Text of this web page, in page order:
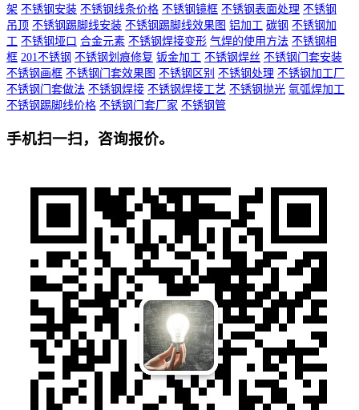
架 不锈钢安装 不锈钢线条价格 不锈钢镜框 不锈钢表面处理 不锈钢
吊顶 不锈钢踢脚线安装 不锈钢踢脚线效果图 铝加工 碳钢 不锈钢加
工 不锈钢垭口 合金元素 不锈钢焊接变形 气焊的使用方法 不锈钢相
框 201不锈钢 不锈钢划痕修复 钣金加工 不锈钢焊丝 不锈钢门套安装
不锈钢画框 不锈钢门套效果图 不锈钢区别 不锈钢处理 不锈钢加工厂
不锈钢门套做法 不锈钢焊接 不锈钢焊接工艺 不锈钢抛光 氩弧焊加工
不锈钢踢脚线价格 不锈钢门套厂家 不锈钢管
手机扫一扫，咨询报价。